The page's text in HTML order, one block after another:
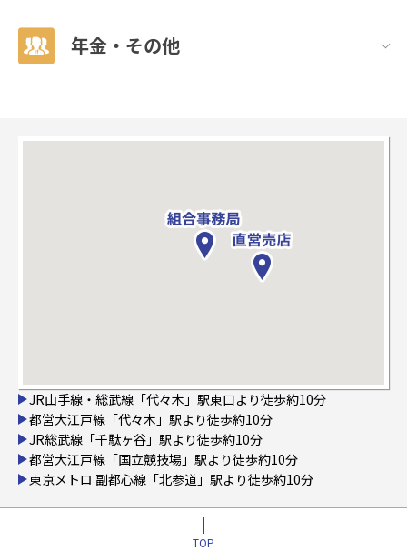
年金・その他
JR山手線・総武線「代々木」駅東口より徒歩約10分
都営大江戸線「代々木」駅より徒歩約10分
JR総武線「千駄ヶ谷」駅より徒歩約10分
都営大江戸線「国立競技場」駅より徒歩約10分
東京メトロ 副都心線「北参道」駅より徒歩約10分
TOP